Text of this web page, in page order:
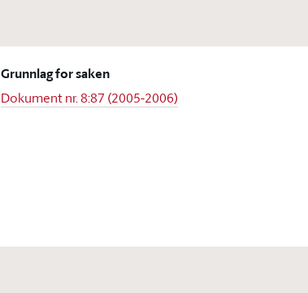
Grunnlag for saken
Dokument nr. 8:87 (2005-2006)